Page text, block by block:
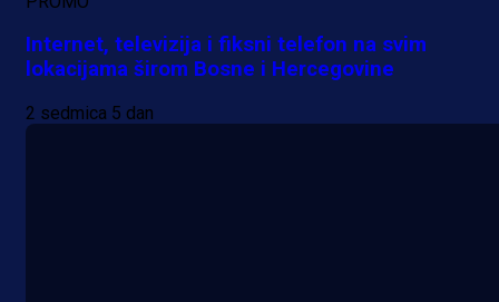
Internet, televizija i fiksni telefon na svim
lokacijama širom Bosne i Hercegovine
2 sedmica 5 dan